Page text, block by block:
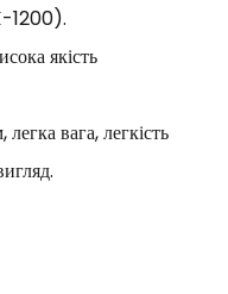
якість
вага, легкість